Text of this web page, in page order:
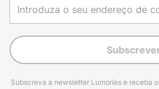
Subscreva a newsletter Lumories e receba